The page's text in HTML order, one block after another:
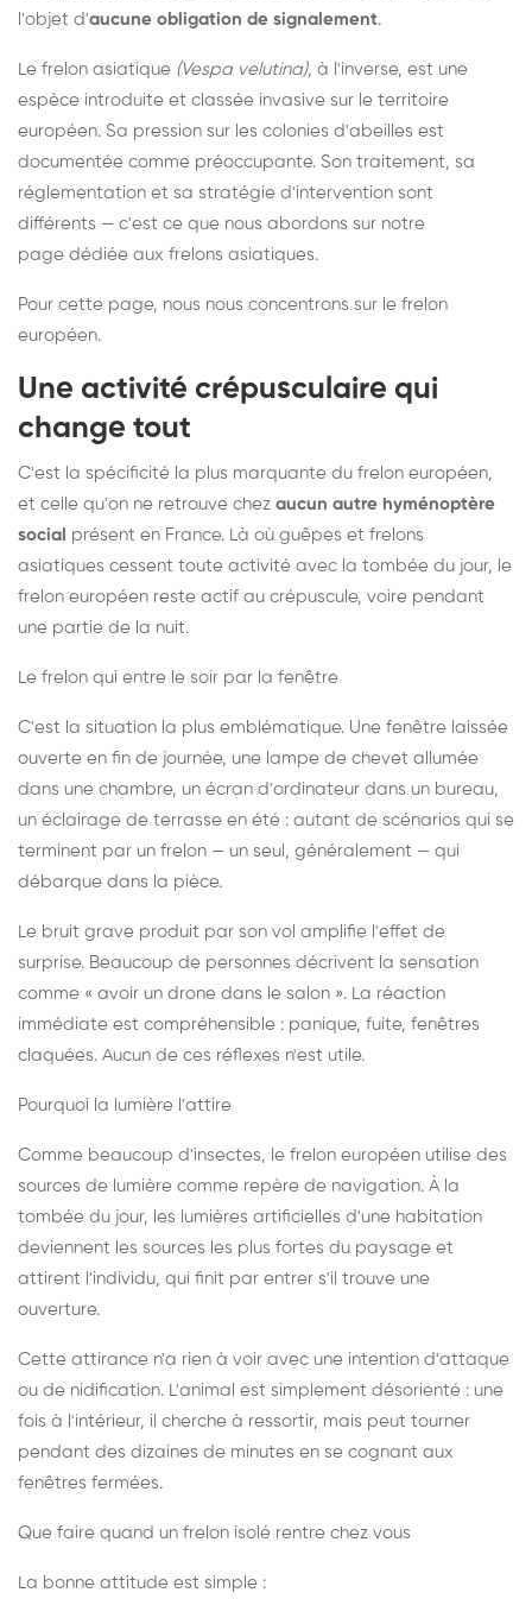
l'objet d'aucune obligation de signalement.
Le frelon asiatique (Vespa velutina), à l'inverse, est une
espèce introduite et classée invasive sur le territoire
européen. Sa pression sur les colonies d'abeilles est
documentée comme préoccupante. Son traitement, sa
réglementation et sa stratégie d'intervention sont
différents — c'est ce que nous abordons sur notre
page dédiée aux frelons asiatiques.
Pour cette page, nous nous concentrons sur le frelon
européen.
Une activité crépusculaire qui
change tout
C'est la spécificité la plus marquante du frelon européen,
et celle qu'on ne retrouve chez aucun autre hyménoptère
social présent en France. Là où guêpes et frelons
asiatiques cessent toute activité avec la tombée du jour, le
frelon européen reste actif au crépuscule, voire pendant
une partie de la nuit.
Le frelon qui entre le soir par la fenêtre
C'est la situation la plus emblématique. Une fenêtre laissée
ouverte en fin de journée, une lampe de chevet allumée
dans une chambre, un écran d'ordinateur dans un bureau,
un éclairage de terrasse en été : autant de scénarios qui se
terminent par un frelon — un seul, généralement — qui
débarque dans la pièce.
Le bruit grave produit par son vol amplifie l'effet de
surprise. Beaucoup de personnes décrivent la sensation
comme « avoir un drone dans le salon ». La réaction
immédiate est compréhensible : panique, fuite, fenêtres
claquées. Aucun de ces réflexes n'est utile.
Pourquoi la lumière l'attire
Comme beaucoup d'insectes, le frelon européen utilise des
sources de lumière comme repère de navigation. À la
tombée du jour, les lumières artificielles d'une habitation
deviennent les sources les plus fortes du paysage et
attirent l'individu, qui finit par entrer s'il trouve une
ouverture.
Cette attirance n'a rien à voir avec une intention d'attaque
ou de nidification. L'animal est simplement désorienté : une
fois à l'intérieur, il cherche à ressortir, mais peut tourner
pendant des dizaines de minutes en se cognant aux
fenêtres fermées.
Que faire quand un frelon isolé rentre chez vous
La bonne attitude est simple :